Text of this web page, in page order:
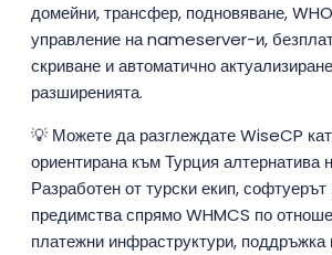
домейни, трансфер, подновяване,
управление на nameserver-и,
скриване и автоматично
разширенията.
💡 Можете да разглеждате WiseCP
ориентирана към Турция алтернатива
Разработен от турски екип,
предимства спрямо WHMCS по
платежни инфраструктури, поддръжка